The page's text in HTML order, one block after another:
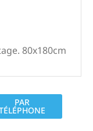
80x180cm
PAR